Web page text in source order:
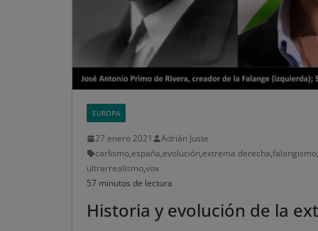
EUROPA
27 enero 2021
Adrián Juste
carlismo,españa,evolución,extrema derecha,falangismo,
ultrarrealismo,vox
57 minutos de lectura
Historia y evolución de la